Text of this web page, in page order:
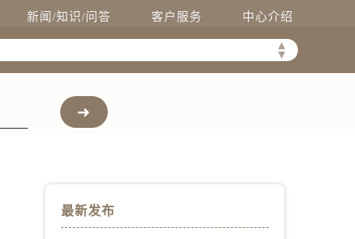
新闻/知识/问答 客户服务 中心介绍
▲
▼
最新发布